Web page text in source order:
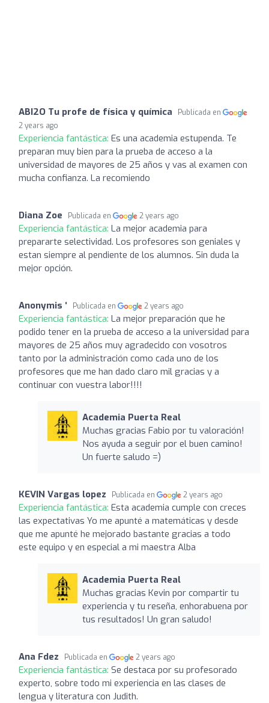
ABI2O Tu profe de física y química
Publicada en
2 years ago
Experiencia fantástica: Es una academia estupenda. Te
preparan muy bien para la prueba de acceso a la
universidad de mayores de 25 años y vas al examen con
mucha confianza. La recomiendo
Diana Zoe Publicada en 2 years ago
Experiencia fantástica: La mejor academia para
prepararte selectividad. Los profesores son geniales y
estan siempre al pendiente de los alumnos. Sin duda la
mejor opción.
Anonymis ‘ Publicada en 2 years ago
Experiencia fantástica: La mejor preparación que he
podido tener en la prueba de acceso a la universidad para
mayores de 25 años muy agradecido con vosotros
tanto por la administración como cada uno de los
profesores que me han dado claro mil gracias y a
continuar con vuestra labor!!!!
Academia Puerta Real
Muchas gracias Fabio por tu valoración!
Nos ayuda a seguir por el buen camino!
Un fuerte saludo =)
KEVIN Vargas lopez Publicada en 2 years ago
Experiencia fantástica: Esta academia cumple con creces
las expectativas Yo me apunté a matemáticas y desde
que me apunté he mejorado bastante gracias a todo
este equipo y en especial a mi maestra Alba
Academia Puerta Real
Muchas gracias Kevin por compartir tu
experiencia y tu reseña, enhorabuena por
tus resultados! Un gran saludo!
Ana Fdez Publicada en 2 years ago
Experiencia fantástica: Se destaca por su profesorado
experto, sobre todo mi experiencia en las clases de
lengua y literatura con Judith.